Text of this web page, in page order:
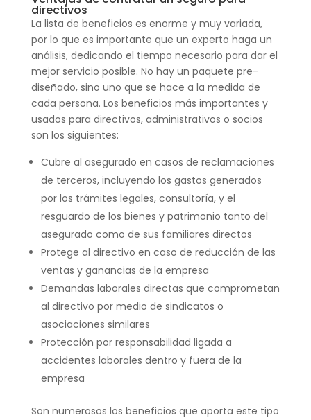
directivos
La lista de beneficios es enorme y muy variada,
por lo que es importante que un experto haga un
análisis, dedicando el tiempo necesario para dar el
mejor servicio posible. No hay un paquete pre-
diseñado, sino uno que se hace a la medida de
cada persona. Los beneficios más importantes y
usados para directivos, administrativos o socios
son los siguientes:
Cubre al asegurado en casos de reclamaciones
de terceros, incluyendo los gastos generados
por los trámites legales, consultoría, y el
resguardo de los bienes y patrimonio tanto del
asegurado como de sus familiares directos
Protege al directivo en caso de reducción de las
ventas y ganancias de la empresa
Demandas laborales directas que comprometan
al directivo por medio de sindicatos o
asociaciones similares
Protección por responsabilidad ligada a
accidentes laborales dentro y fuera de la
empresa
Son numerosos los beneficios que aporta este tipo